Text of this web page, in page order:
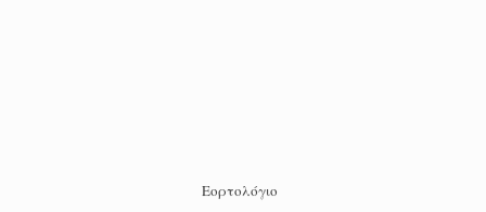
Εορτολόγιο